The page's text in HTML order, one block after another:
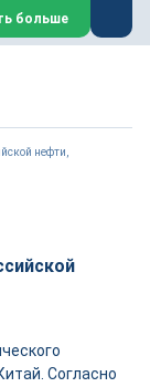
турбин
и паровых
ТЭС,
больше
нефти,
Согласно